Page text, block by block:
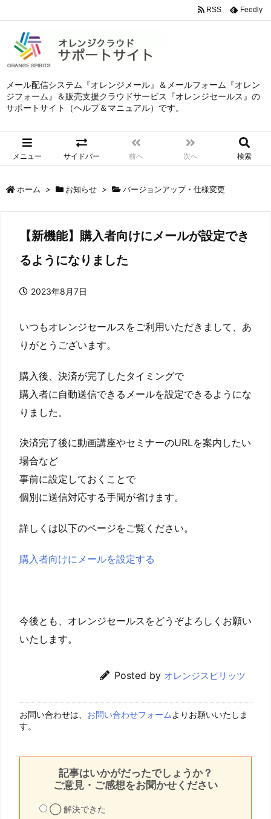
メール配信システム『オレンジメール』＆メールフォーム『オレン
ジフォーム』＆販売支援クラウドサービス『オレンジセールス』の
サポートサイト（ヘルプ＆マニュアル）です。
メニュー サイドバー 前へ 次へ 検索
RSS Feedly
ホーム > お知らせ > バージョンアップ・仕様変更
【新機能】購入者向けにメールが設定でき
るようになりました
2023年8月7日
いつもオレンジセールスをご利用いただきまして、あ
りがとうございます。
購入後、決済が完了したタイミングで
購入者に自動送信できるメールを設定できるようにな
りました。
決済完了後に動画講座やセミナーのURLを案内したい
場合など
事前に設定しておくことで
個別に送信対応する手間が省けます。
詳しくは以下のページをご覧ください。
購入者向けにメールを設定する
今後とも、オレンジセールスをどうぞよろしくお願い
いたします。
Posted by オレンジスピリッツ
お問い合わせは、 お問い合わせフォーム よりお願いいたしま
す。
記事はいかがだったでしょうか？
ご意見・ご感想をお聞かせください
◯ 解決できた